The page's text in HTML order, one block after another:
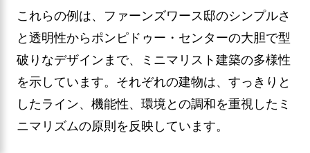
これらの例は、ファーンズワース邸のシンプルさ
と透明性からポンピドゥー・センターの大胆で型
破りなデザインまで、ミニマリスト建築の多様性
を示しています。それぞれの建物は、すっきりと
したライン、機能性、環境との調和を重視したミ
ニマリズムの原則を反映しています。